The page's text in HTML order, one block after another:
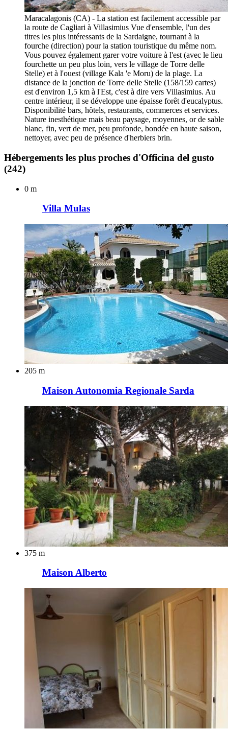
Maracalagonis (CA) - La station est facilement accessible par
la route de Cagliari à Villasimius Vue d'ensemble, l'un des
titres les plus intéressants de la Sardaigne, tournant à la
fourche (direction) pour la station touristique du même nom.
Vous pouvez également garer votre voiture à l'est (avec le lieu
fourchette un peu plus loin, vers le village de Torre delle
Stelle) et à l'ouest (village Kala 'e Moru) de la plage. La
distance de la jonction de Torre delle Stelle (158/159 cartes)
est d'environ 1,5 km à l'Est, c'est à dire vers Villasimius. Au
centre intérieur, il se développe une épaisse forêt d'eucalyptus.
Disponibilité bars, hôtels, restaurants, commerces et services.
Nature inesthétique mais beau paysage, moyennes, or de sable
blanc, fin, vert de mer, peu profonde, bondée en haute saison,
nettoyer, avec peu de présence d'herbiers brin.
Hébergements les plus proches d'Officina del gusto
(242)
0 m
Villa Mulas
205 m
Maison Autonomia Regionale Sarda
375 m
Maison Alberto